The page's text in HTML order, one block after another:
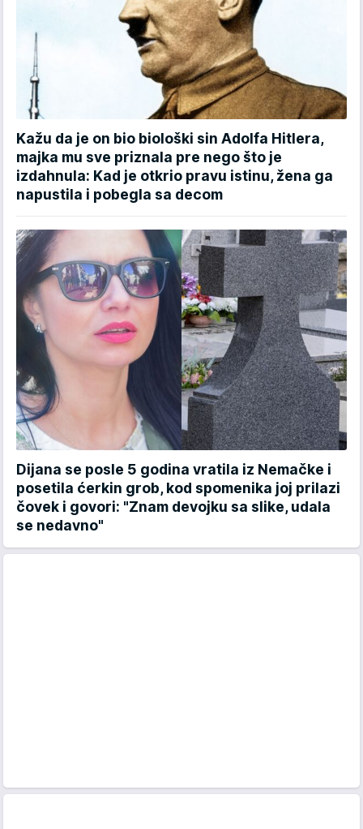
Kažu da je on bio biološki sin Adolfa Hitlera,
majka mu sve priznala pre nego što je
izdahnula: Kad je otkrio pravu istinu, žena ga
napustila i pobegla sa decom
Dijana se posle 5 godina vratila iz Nemačke i
posetila ćerkin grob, kod spomenika joj prilazi
čovek i govori: "Znam devojku sa slike, udala
se nedavno"